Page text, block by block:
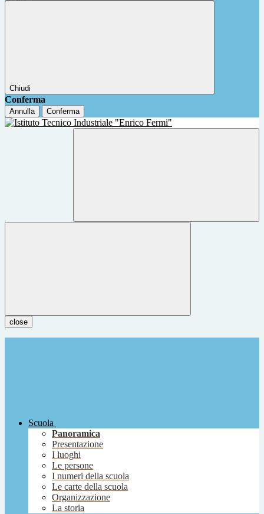
Chiudi
Conferma
Annulla Conferma
close
Scuola
Panoramica
Presentazione
I luoghi
Le persone
I numeri della scuola
Le carte della scuola
Organizzazione
La storia